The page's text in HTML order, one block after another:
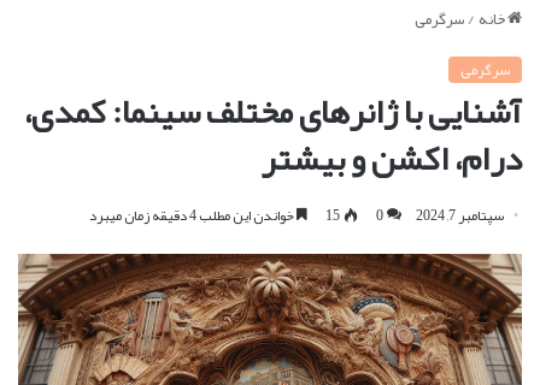
خانه/سرگرمی
سرگرمی
آشنایی با ژانرهای مختلف سینما: کمدی،
درام، اکشن و بیشتر
سپتامبر 7, 2024 0
15 خواندن این مطلب 4 دقیقه زمان میبرد